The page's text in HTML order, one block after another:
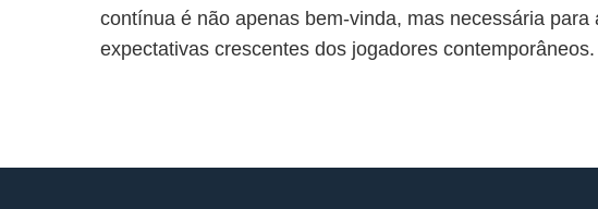
contínua é não apenas bem-vinda, mas necessária para
expectativas crescentes dos jogadores contemporâneos.